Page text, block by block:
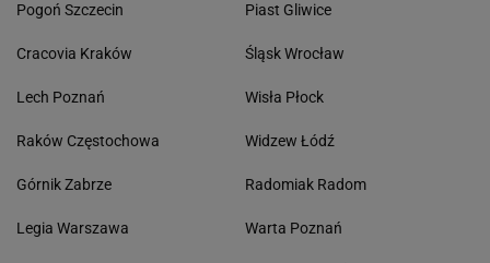
Pogoń Szczecin
Cracovia Kraków
Lech Poznań
Raków Częstochowa
Górnik Zabrze
Legia Warszawa
Piast Gliwice
Śląsk Wrocław
Wisła Płock
Widzew Łódź
Radomiak Radom
Warta Poznań